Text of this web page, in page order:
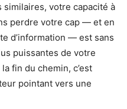
similaires, votre capacité à
perdre votre cap — et en
d’information — est sans
puissantes de votre
fin du chemin, c’est
pointant vers une